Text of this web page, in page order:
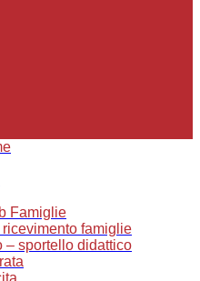
Famiglie
famiglie
– sportello didattico